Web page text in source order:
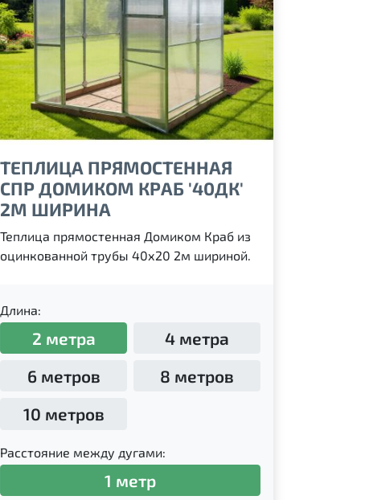
ТЕПЛИЦА ПРЯМОСТЕННАЯ
СПР ДОМИКОМ КРАБ '40ДК'
2М ШИРИНА
Теплица прямостенная Домиком Краб из
оцинкованной трубы 40х20 2м шириной.
Длина:
2 метра
4 метра
6 метров
8 метров
10 метров
Расстояние между дугами:
1 метр